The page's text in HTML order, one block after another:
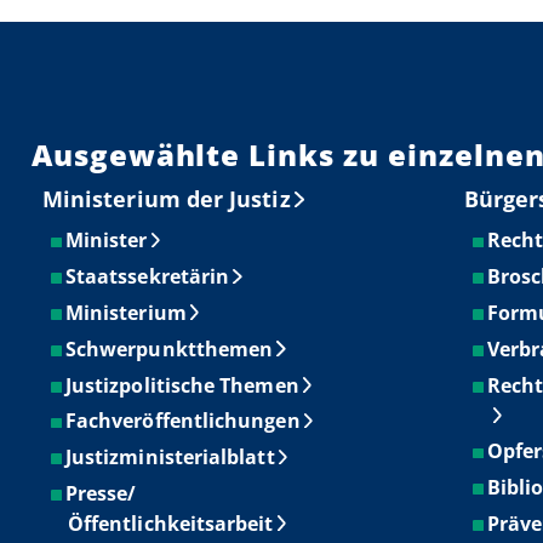
Ausgewählte Links zu
Ministerium der Justiz
Minister
Staatssekretärin
Ministerium
Schwerpunktthemen
Justizpolitische Themen
Fachveröffentlichungen
Justizministerialblatt
Presse/
Öffentlichkeitsarbeit